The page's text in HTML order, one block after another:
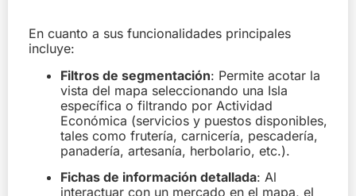
En cuanto a sus funcionalidades principales
incluye:
Filtros de segmentación: Permite acotar la
vista del mapa seleccionando una Isla
específica o filtrando por Actividad
Económica (servicios y puestos disponibles,
tales como frutería, carnicería, pescadería,
panadería, artesanía, herbolario, etc.).
Fichas de información detallada: Al
interactuar con un mercado en el mapa, el